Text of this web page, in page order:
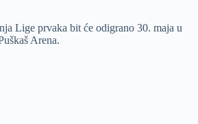
Lige prvaka bit će odigrano 30. maja u
Arena.